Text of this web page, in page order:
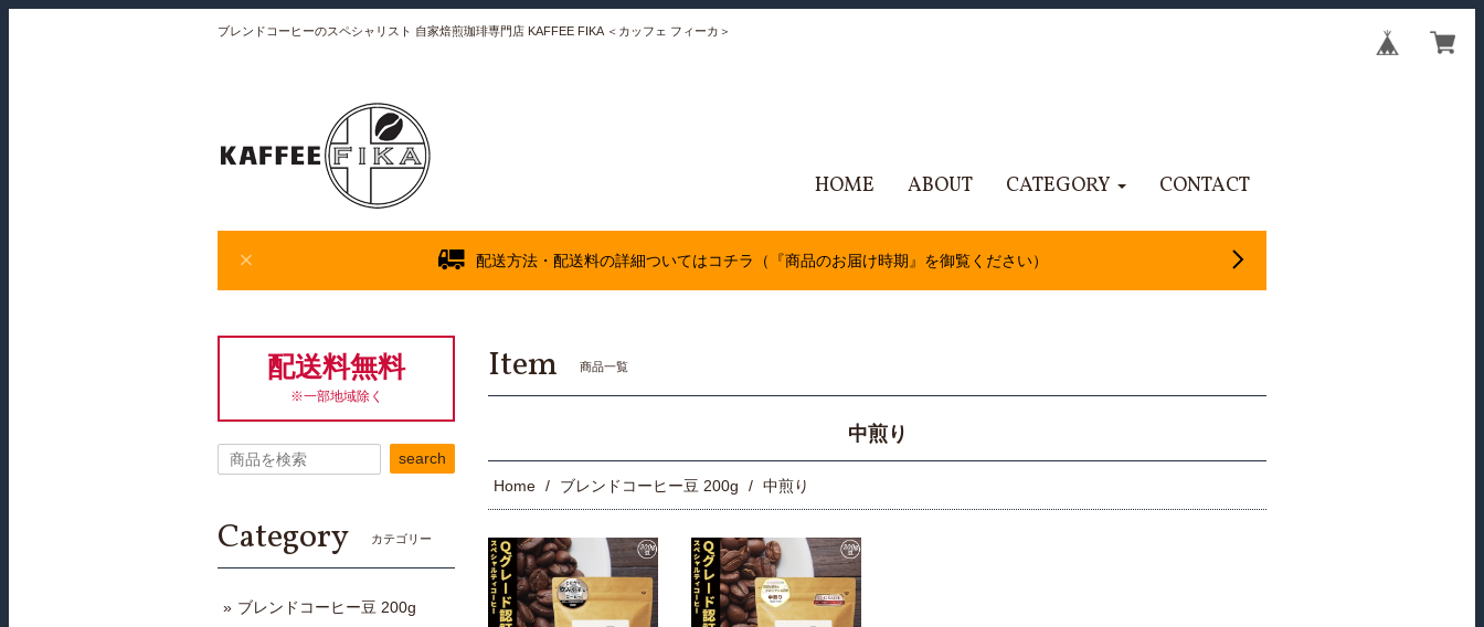
ブレンドコーヒーのスペシャリスト 自家焙煎珈琲専門店 KAFFEE FIKA ＜カッフェ フィーカ＞
HOME ABOUT CATEGORY CONTACT
配送方法・配送料の詳細ついてはコチラ（『商品のお届け時期』を御覧ください）
Item 商品一覧
中煎り
Home ブレンドコーヒー豆 200g 中煎り
配送料無料
※一部地域除く
search
Category カテゴリー
ブレンドコーヒー豆 200g